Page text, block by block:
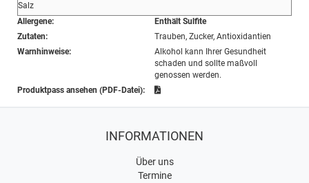
Salz
Allergene:
Enthält Sulfite
Zutaten:
Trauben, Zucker, Antioxidantien
Warnhinweise:
Alkohol kann Ihrer Gesundheit
schaden und sollte maßvoll
genossen werden.
Produktpass ansehen (PDF-Datei):
INFORMATIONEN
Über uns
Termine